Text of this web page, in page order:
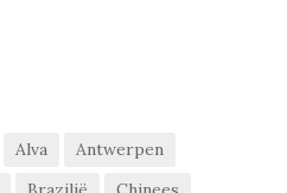
Alva
Antwerpen